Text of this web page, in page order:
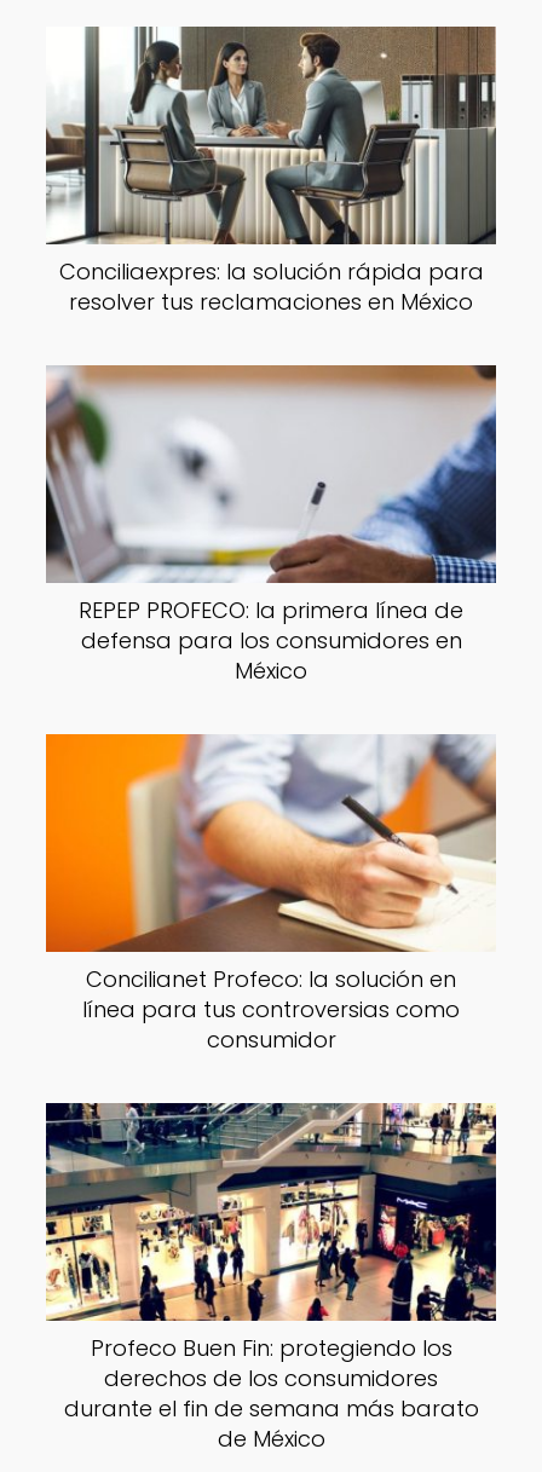
Conciliaexpres: la solución rápida para
resolver tus reclamaciones en México
REPEP PROFECO: la primera línea de
defensa para los consumidores en
México
Concilianet Profeco: la solución en
línea para tus controversias como
consumidor
Profeco Buen Fin: protegiendo los
derechos de los consumidores
durante el fin de semana más barato
de México